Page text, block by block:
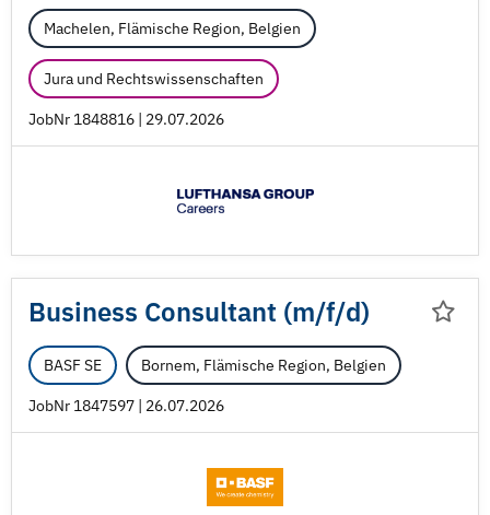
Machelen, Flämische Region, Belgien
Jura und Rechtswissenschaften
JobNr 1848816 | 29.07.2026
Business Consultant (m/f/d)
BASF SE Bornem, Flämische Region, Belgien
JobNr 1847597 | 26.07.2026